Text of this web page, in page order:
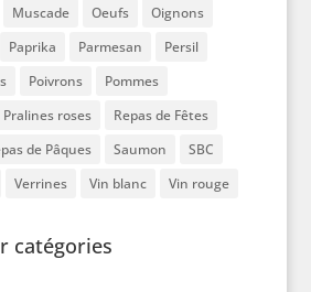
Muscade Oeufs
Oignons
Paprika Parmesan
Persil
Poivrons
Pommes
Pralines roses
Repas de Fêtes
de Pâques Saumon
SBC
Verrines Vin blanc Vin rouge
catégories